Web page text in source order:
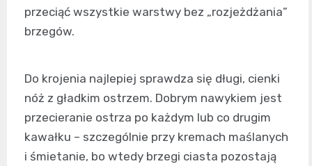
przeciąć wszystkie warstwy bez „rozjeżdżania”
brzegów.
Do krojenia najlepiej sprawdza się długi, cienki
nóż z gładkim ostrzem. Dobrym nawykiem jest
przecieranie ostrza po każdym lub co drugim
kawałku – szczególnie przy kremach maślanych
i śmietanie, bo wtedy brzegi ciasta pozostają